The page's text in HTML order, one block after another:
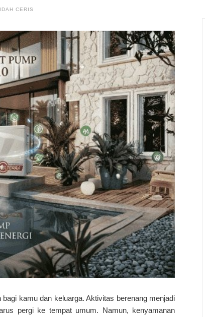
CERIS
kamu dan keluarga. Aktivitas berenang menjadi
pergi ke tempat umum. Namun, kenyamanan